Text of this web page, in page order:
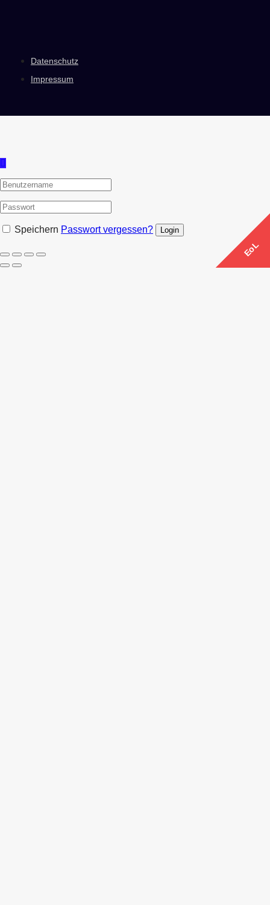
EoL
EoL
Datenschutz
Impressum
Speichern Passwort vergessen?